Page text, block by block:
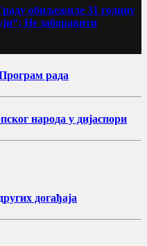
обиљежиле 31 годину
Не заборавити
рада
народа у дијаспори
догађаја